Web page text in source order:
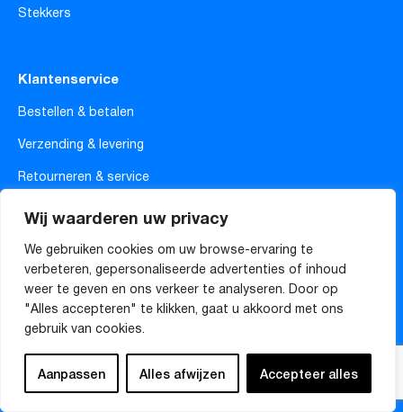
Wij waarderen uw privacy
We gebruiken cookies om uw browse-ervaring te
verbeteren, gepersonaliseerde advertenties of inhoud
weer te geven en ons verkeer te analyseren. Door op
"Alles accepteren" te klikken, gaat u akkoord met ons
gebruik van cookies.
Aanpassen Alles afwijzen Accepteer alles
Stekkers
Klantenservice
Bestellen & betalen
Verzending & levering
Retourneren & service
Privacyverklaring
Algemene voorwaarden
Over ons
Mijn account
Openingstijden klantenservice